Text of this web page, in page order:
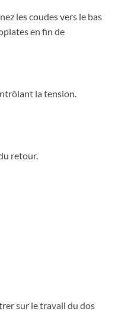
les coudes vers le bas
en fin de
la tension.
retour.
sur le travail du dos